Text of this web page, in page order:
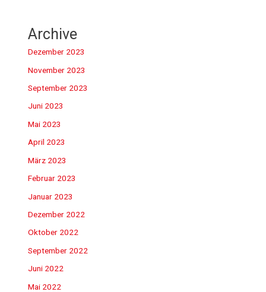
Archive
Dezember 2023
November 2023
September 2023
Juni 2023
Mai 2023
April 2023
März 2023
Februar 2023
Januar 2023
Dezember 2022
Oktober 2022
September 2022
Juni 2022
Mai 2022